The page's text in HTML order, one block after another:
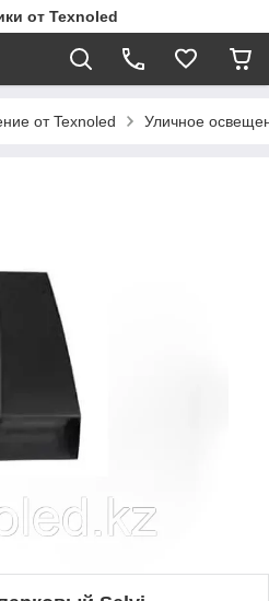
от Texnoled
от Texnoled Уличное